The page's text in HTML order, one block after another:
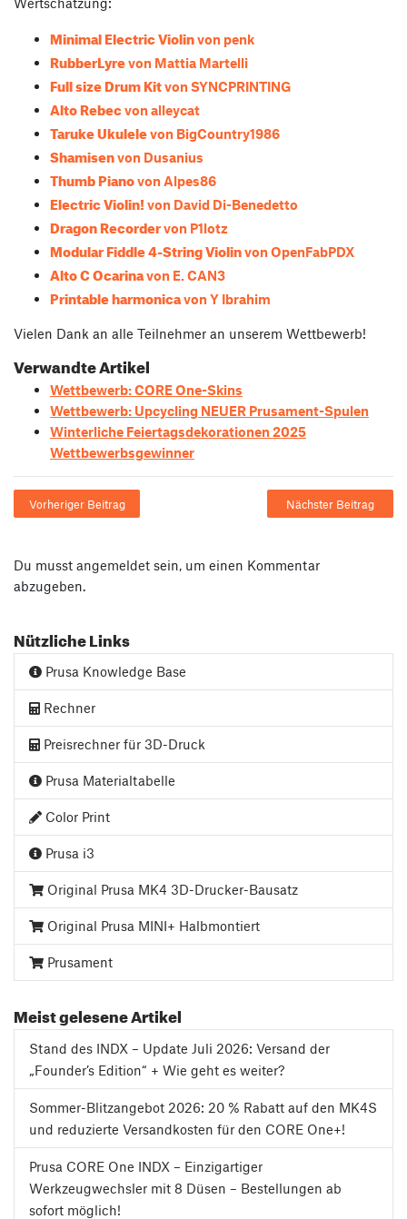
Minimal Electric Violinvon penk
RubberLyrevon Mattia Martelli
Full size Drum Kitvon SYNCPRINTING
Alto Rebecvon alleycat
Taruke Ukulelevon BigCountry1986
Shamisenvon Dusanius
Thumb Pianovon Alpes86
Electric Violin! von David Di-Benedetto
Dragon Recordervon P1lotz
Modular Fiddle 4-String Violinvon OpenFabPDX
Alto C Ocarinavon E. CAN3
Printable harmonicavon Y Ibrahim
Vielen Dank an alle Teilnehmer an unserem Wettbewerb!
Verwandte Artikel
Wettbewerb: CORE One-Skins
Wettbewerb: Upcycling NEUER Prusament-Spulen
Winterliche Feiertagsdekorationen 2025
Wettbewerbsgewinner
Vorheriger Beitrag Nächster Beitrag
Du musst angemeldet sein, um einen Kommentar
abzugeben.
Nützliche Links
Prusa Knowledge Base
Rechner
Preisrechner für 3D-Druck
Prusa Materialtabelle
Color Print
Prusa i3
Original Prusa MK4 3D-Drucker-Bausatz
Original Prusa MINI+ Halbmontiert
Prusament
Meist gelesene Artikel
Stand des INDX – Update Juli 2026: Versand der
„Founder’s Edition“ + Wie geht es weiter?
Sommer-Blitzangebot 2026: 20 % Rabatt auf den MK4S
und reduzierte Versandkosten für den CORE One+!
Prusa CORE One INDX – Einzigartiger
Werkzeugwechsler mit 8 Düsen – Bestellungen ab
sofort möglich!